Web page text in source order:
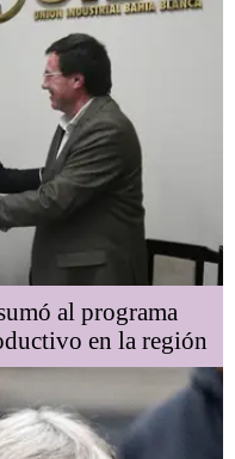
al programa
en la región